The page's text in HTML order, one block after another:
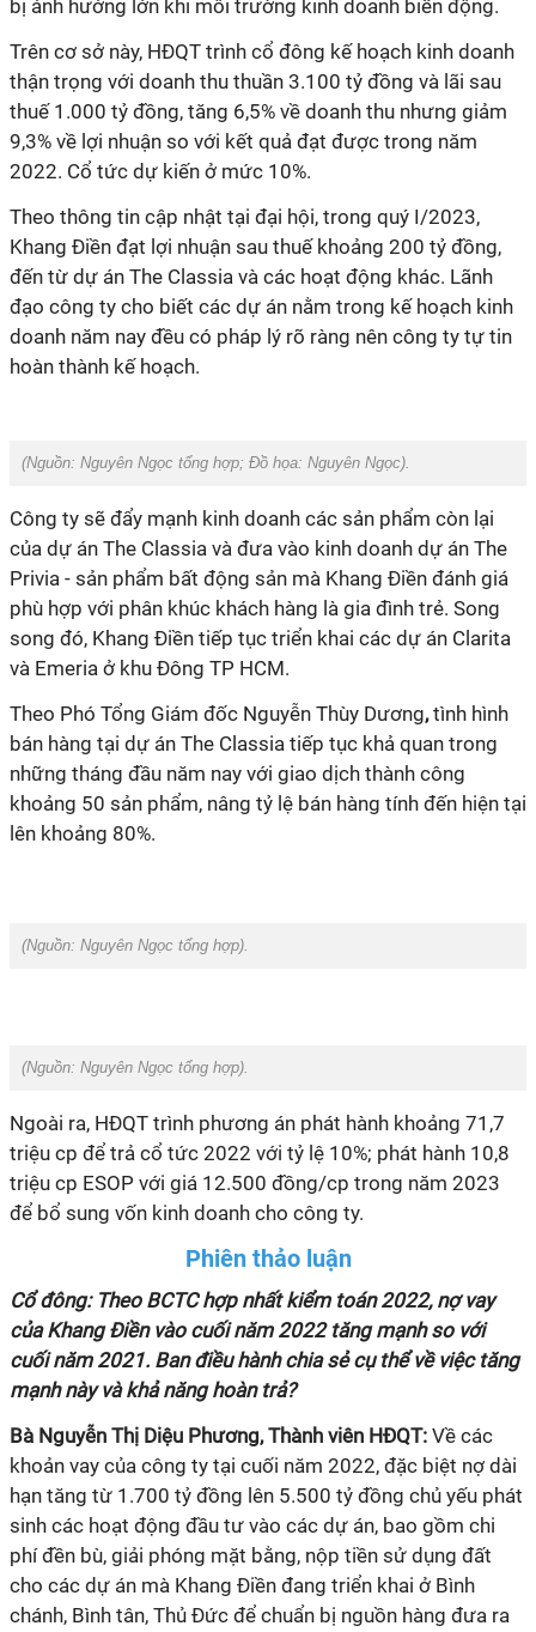
bị ảnh hưởng lớn khi môi trường kinh doanh biến động.
Trên cơ sở này, HĐQT trình cổ đông kế hoạch kinh doanh
thận trọng với doanh thu thuần 3.100 tỷ đồng và lãi sau
thuế 1.000 tỷ đồng, tăng 6,5% về doanh thu nhưng giảm
9,3% về lợi nhuận so với kết quả đạt được trong năm
2022. Cổ tức dự kiến ở mức 10%.
Theo thông tin cập nhật tại đại hội, trong quý I/2023,
Khang Điền đạt lợi nhuận sau thuế khoảng 200 tỷ đồng,
đến từ dự án The Classia và các hoạt động khác. Lãnh
đạo công ty cho biết các dự án nằm trong kế hoạch kinh
doanh năm nay đều có pháp lý rõ ràng nên công ty tự tin
hoàn thành kế hoạch.
(Nguồn: Nguyên Ngọc tổng hợp; Đồ họa: Nguyên Ngọc).
Công ty sẽ đẩy mạnh kinh doanh các sản phẩm còn lại
của dự án The Classia và đưa vào kinh doanh dự án The
Privia - sản phẩm bất động sản mà Khang Điền đánh giá
phù hợp với phân khúc khách hàng là gia đình trẻ. Song
song đó, Khang Điền tiếp tục triển khai các dự án Clarita
và Emeria ở khu Đông TP HCM.
Theo Phó Tổng Giám đốc Nguyễn Thùy Dương,tình hình
bán hàng tại dự án The Classia tiếp tục khả quan trong
những tháng đầu năm nay với giao dịch thành công
khoảng 50 sản phẩm, nâng tỷ lệ bán hàng tính đến hiện tại
lên khoảng 80%.
(Nguồn: Nguyên Ngọc tổng hợp).
(Nguồn: Nguyên Ngọc tổng hợp).
Ngoài ra, HĐQT trình phương án phát hành khoảng 71,7
triệu cp để trả cổ tức 2022 với tỷ lệ 10%; phát hành 10,8
triệu cp ESOP với giá 12.500 đồng/cp trong năm 2023
để bổ sung vốn kinh doanh cho công ty.
Phiên thảo luận
Cổ đông: Theo BCTC hợp nhất kiểm toán 2022, nợ vay
của Khang Điền vào cuối năm 2022 tăng mạnh so với
cuối năm 2021. Ban điều hành chia sẻ cụ thể về việc tăng
mạnh này và khả năng hoàn trả?
Bà Nguyễn Thị Diệu Phương, Thành viên HĐQT: Về các
khoản vay của công ty tại cuối năm 2022, đặc biệt nợ dài
hạn tăng từ 1.700 tỷ đồng lên 5.500 tỷ đồng chủ yếu phát
sinh các hoạt động đầu tư vào các dự án, bao gồm chi
phí đền bù, giải phóng mặt bằng, nộp tiền sử dụng đất
cho các dự án mà Khang Điền đang triển khai ở Bình
chánh, Bình tân, Thủ Đức để chuẩn bị nguồn hàng đưa ra